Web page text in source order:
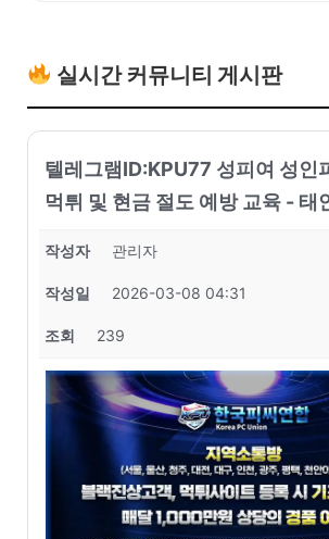
실시간 커뮤니티 게시판
텔레그램ID:KPU77 성피여 성인
먹튀 및 현금 절도 예방 교육 - 태
작성자 관리자
작성일 2026-03-08 04:31
조회 239